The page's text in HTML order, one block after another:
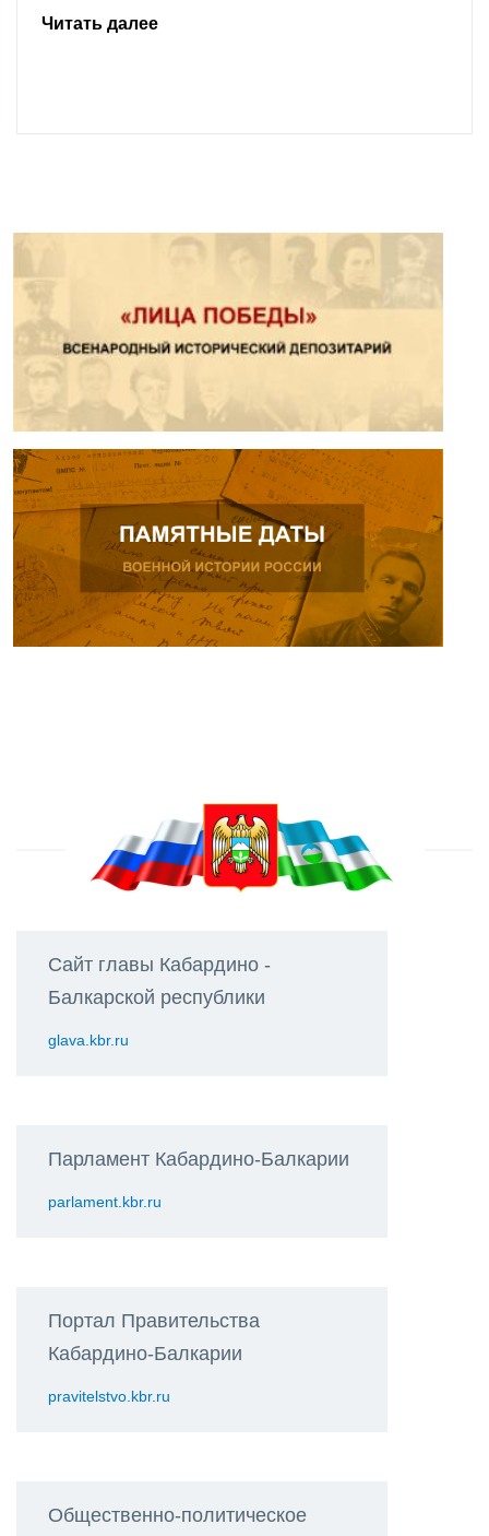
Читать далее
Сайт главы Кабардино -
Балкарской республики
glava.kbr.ru
Парламент Кабардино-Балкарии
parlament.kbr.ru
Портал Правительства
Кабардино-Балкарии
pravitelstvo.kbr.ru
Общественно-политическое